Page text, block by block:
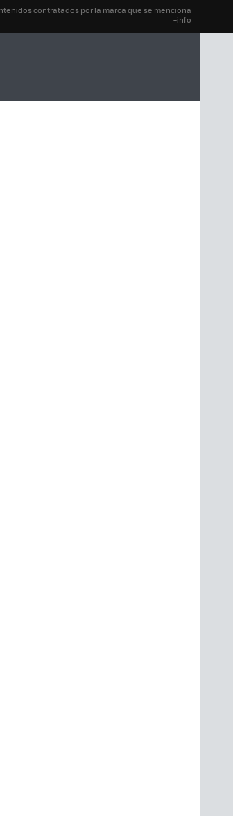
contratados por la marca que se menciona
+info